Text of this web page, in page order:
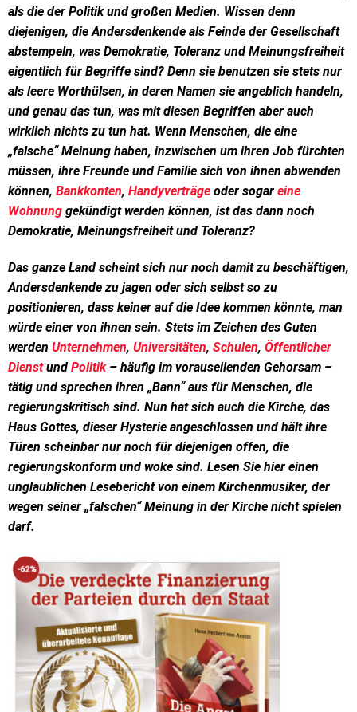
als die der Politik und großen Medien. Wissen denn
diejenigen, die Andersdenkende als Feinde der Gesellschaft
abstempeln, was Demokratie, Toleranz und Meinungsfreiheit
eigentlich für Begriffe sind? Denn sie benutzen sie stets nur
als leere Worthülsen, in deren Namen sie angeblich handeln,
und genau das tun, was mit diesen Begriffen aber auch
wirklich nichts zu tun hat. Wenn Menschen, die eine
„falsche“ Meinung haben, inzwischen um ihren Job fürchten
müssen, ihre Freunde und Familie sich von ihnen abwenden
können, Bankkonten, Handyverträge oder sogar eine
Wohnung gekündigt werden können, ist das dann noch
Demokratie, Meinungsfreiheit und Toleranz?
Das ganze Land scheint sich nur noch damit zu beschäftigen,
Andersdenkende zu jagen oder sich selbst so zu
positionieren, dass keiner auf die Idee kommen könnte, man
würde einer von ihnen sein. Stets im Zeichen des Guten
werden Unternehmen, Universitäten, Schulen, Öffentlicher
Dienstund Politik– häufig im vorauseilenden Gehorsam –
tätig und sprechen ihren „Bann“ aus für Menschen, die
regierungskritisch sind. Nun hat sich auch die Kirche, das
Haus Gottes, dieser Hysterie angeschlossen und hält ihre
Türen scheinbar nur noch für diejenigen offen, die
regierungskonform und woke sind. Lesen Sie hier einen
unglaublichen Lesebericht von einem Kirchenmusiker, der
wegen seiner „falschen“ Meinung in der Kirche nicht spielen
darf.